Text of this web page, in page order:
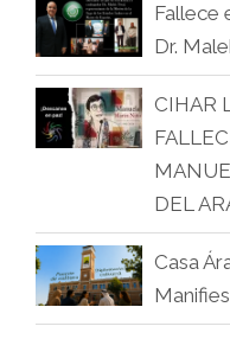
Fallece
Dr.
CIHAR
DEL
Casa